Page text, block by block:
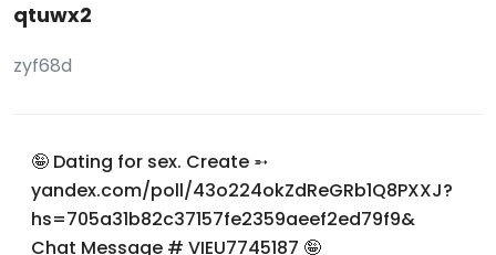
qtuwx2
zyf68d
🤪 Dating for sex. Create ➵
yandex.com/poll/43o224okZdReGRb1Q8PXXJ?
hs=705a31b82c37157fe2359aeef2ed79f9&
Chat Message # VIEU7745187 🤪